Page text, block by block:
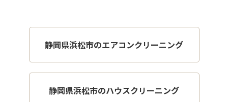
静岡県浜松市のエアコンクリーニング
静岡県浜松市のハウスクリーニング